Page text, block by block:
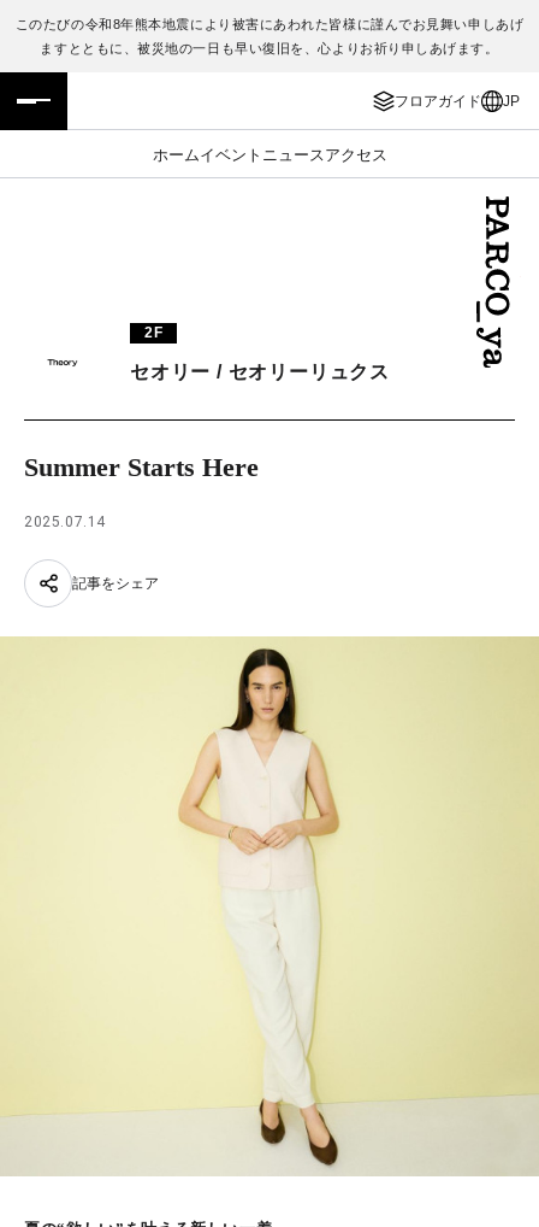
このたびの令和8年熊本地震により被害にあわれた皆様に謹んでお見舞い申しあげ
ますとともに、被災地の一日も早い復旧を、心よりお祈り申しあげます。
フロアガイド JP
ホームイベント ニュース アクセス
フロアガイド
施設案内・アクセス
TAX FREE
ENGLISH
繁体字
日本語
2F
セオリー / セオリーリュクス
Summer Starts Here
2025.07.14
記事をシェア